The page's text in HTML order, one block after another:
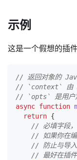
示例
这是一个假想的插件
// 返回对象的
// `context` 由
// `opts` 是用户定
async function
return {
// 必填字段，
// 如果你在编
// 防止与导入
// 最好在插件